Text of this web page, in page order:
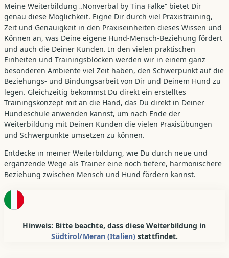
Meine Weiterbildung „Nonverbal by Tina Falke“ bietet Dir
genau diese Möglichkeit. Eigne Dir durch viel Praxistraining,
Zeit und Genauigkeit in den Praxiseinheiten dieses Wissen und
Können an, was Deine eigene Hund-Mensch-Beziehung fördert
und auch die Deiner Kunden. In den vielen praktischen
Einheiten und Trainingsblöcken werden wir in einem ganz
besonderen Ambiente viel Zeit haben, den Schwerpunkt auf die
Beziehungs- und Bindungsarbeit von Dir und Deinem Hund zu
legen. Gleichzeitig bekommst Du direkt ein erstelltes
Trainingskonzept mit an die Hand, das Du direkt in Deiner
Hundeschule anwenden kannst, um nach Ende der
Weiterbildung mit Deinen Kunden die vielen Praxisübungen
und Schwerpunkte umsetzen zu können.
Entdecke in meiner Weiterbildung, wie Du durch neue und
ergänzende Wege als Trainer eine noch tiefere, harmonischere
Beziehung zwischen Mensch und Hund fördern kannst.
Hinweis: Bitte beachte, dass diese Weiterbildung in
Südtirol/Meran (Italien) stattfindet.